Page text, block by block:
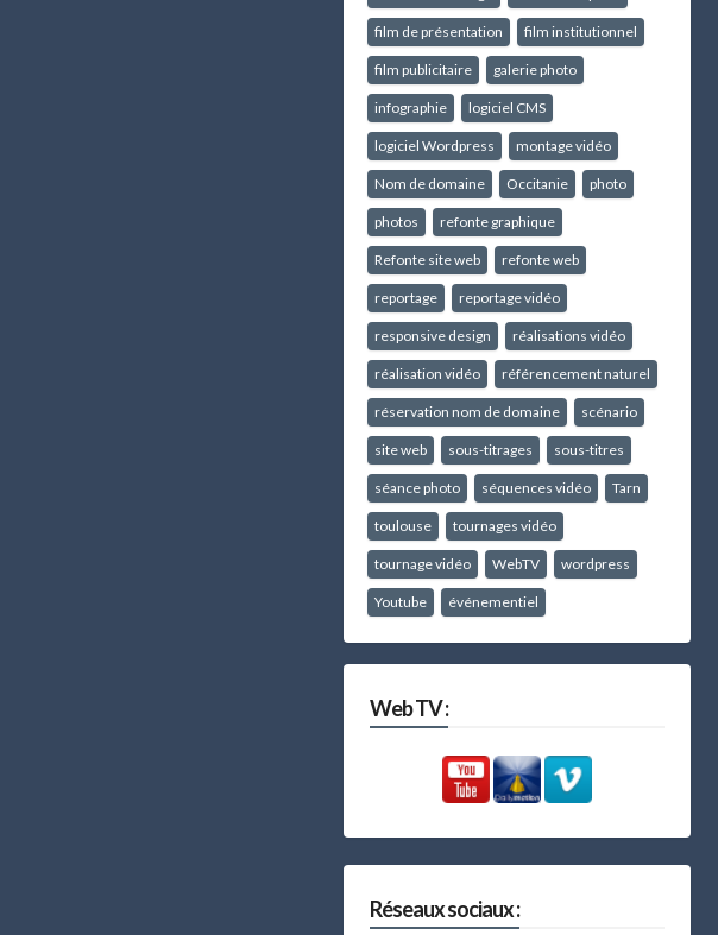
film de présentation film institutionnel
film publicitaire galerie photo
infographie logiciel CMS
logiciel Wordpress montage vidéo
Nom de domaine Occitanie photo
photos refonte graphique
Refonte site web refonte web
reportage reportage vidéo
responsive design réalisations vidéo
réalisation vidéo référencement naturel
réservation nom de domaine scénario
site web sous-titrages sous-titres
séance photo séquences vidéo Tarn
toulouse tournages vidéo
tournage vidéo WebTV wordpress
Youtube événementiel
Web TV :
Réseaux sociaux :